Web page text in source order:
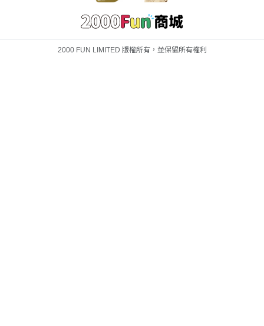
2000 FUN LIMITED 版權所有，並保留所有權利